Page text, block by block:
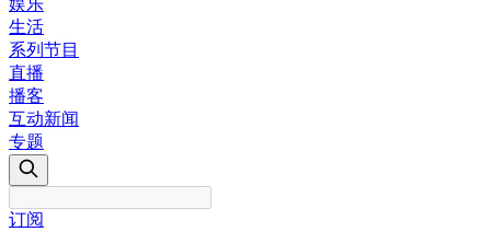
娱乐
生活
系列节目
直播
播客
互动新闻
专题
订阅